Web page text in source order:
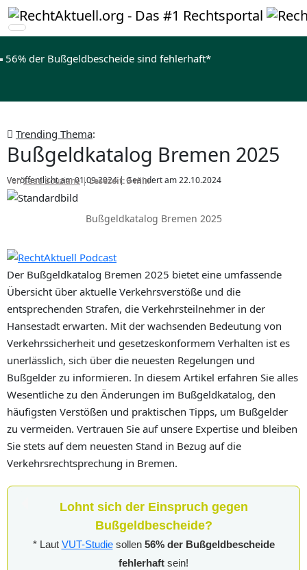
56% der Bußgeldbescheide sind fehlerhaft*
Trending Thema:
Bußgeldkatalog Bremen 2025
Veröffentlicht am 01.09.2024| Geändert am 22.10.2024
VonSaad Bouziane|Lesezeit: 3 min
Bußgeldkatalog Bremen 2025
Der Bußgeldkatalog Bremen 2025 bietet eine umfassende
Übersicht über aktuelle Verkehrsverstöße und die
entsprechenden Strafen, die Verkehrsteilnehmer in der
Hansestadt erwarten. Mit der wachsenden Bedeutung von
Verkehrssicherheit und gesetzeskonformem Verhalten ist es
unerlässlich, sich über die neuesten Regelungen und
Bußgelder zu informieren. In diesem Artikel erfahren Sie alles
Wesentliche zu den Änderungen im Bußgeldkatalog, den
häufigsten Verstößen und praktischen Tipps, um Bußgelder
zu vermeiden. Vertrauen Sie auf unsere Expertise und bleiben
Sie stets auf dem neuesten Stand in Bezug auf die
Verkehrsrechtsprechung in Bremen.
Lohnt sich der Einspruch gegen
Bußgeldbescheide?
* Laut VUT-Studiesollen 56% der Bußgeldbescheide
fehlerhaft sein!